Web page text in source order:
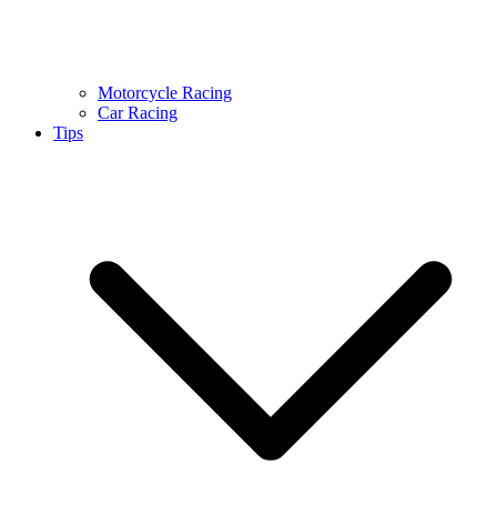
Motorcycle Racing
Car Racing
Tips